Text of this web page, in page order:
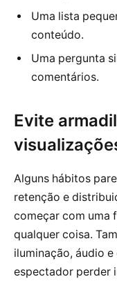
Uma lista
conteúdo.
Uma pergunta
comentários.
Evite
Alguns hábitos
retenção e
começar com uma
qualquer coisa.
iluminação, áudio
espectador perder